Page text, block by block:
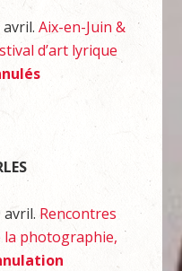
avril.Aix-en-Juin &
d’art lyrique
avril. Rencontres
la photographie,